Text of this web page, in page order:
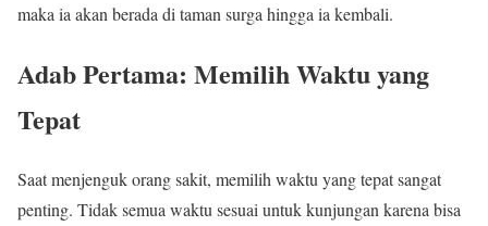
maka ia akan berada di taman surga hingga ia kembali.
Adab Pertama: Memilih Waktu yang
Tepat
Saat menjenguk orang sakit, memilih waktu yang tepat sangat
penting. Tidak semua waktu sesuai untuk kunjungan karena bisa